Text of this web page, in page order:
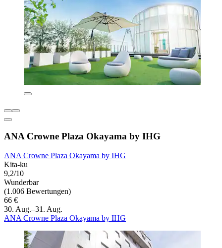
ANA Crowne Plaza Okayama by IHG
ANA Crowne Plaza Okayama by IHG
Kita-ku
9,2/10
Wunderbar
(1.006 Bewertungen)
66 €
30. Aug.–31. Aug.
ANA Crowne Plaza Okayama by IHG